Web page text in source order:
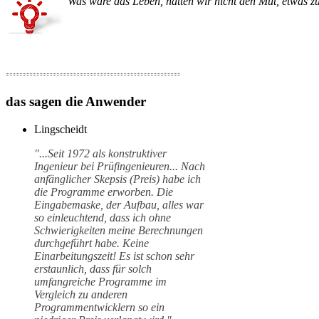
das sagen die Anwender
Lingscheidt
"...Seit 1972 als konstruktiver
Ingenieur bei Prüfingenieuren... Nach
anfänglicher Skepsis (Preis) habe ich
die Programme erworben. Die
Eingabemaske, der Aufbau, alles war
so einleuchtend, dass ich ohne
Schwierigkeiten meine Berechnungen
durchgeführt habe. Keine
Einarbeitungszeit! Es ist schon sehr
erstaunlich, dass für solch
umfangreiche Programme im
Vergleich zu anderen
Programmentwicklern so ein